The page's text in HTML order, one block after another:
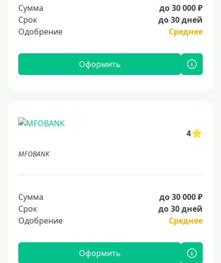
Сумма
до 30 000 ₽
Срок
до 30 дней
Одобрение
Среднее
Оформить
4
MFOBANK
Сумма
до 30 000 ₽
Срок
до 30 дней
Одобрение
Среднее
Оформить